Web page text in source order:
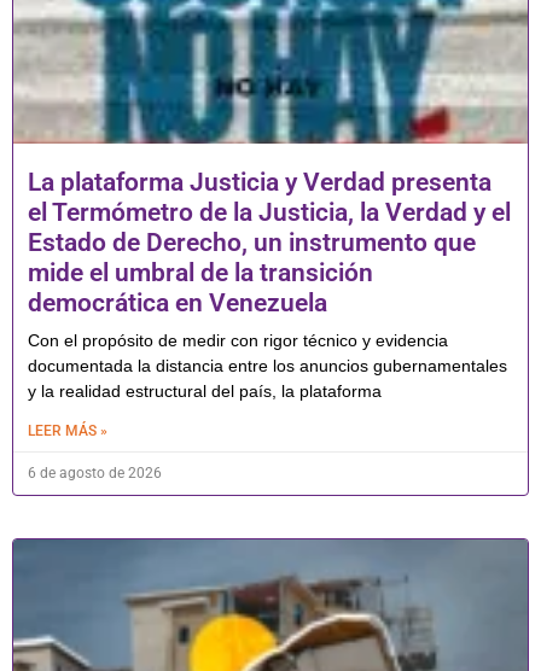
La plataforma Justicia y Verdad presenta
el Termómetro de la Justicia, la Verdad y el
Estado de Derecho, un instrumento que
mide el umbral de la transición
democrática en Venezuela
Con el propósito de medir con rigor técnico y evidencia
documentada la distancia entre los anuncios gubernamentales
y la realidad estructural del país, la plataforma
LEER MÁS »
6 de agosto de 2026